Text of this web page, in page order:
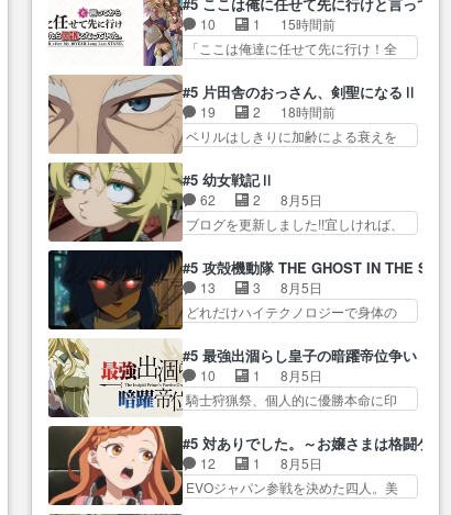
生を観てる気分に… GPS仕込ま
れてるアルねこ笑うよ徘徊する…
初… おぉ、ビーム打った！ダラ
さんも紋をコピー… ゲッターと
いうか、ガイキング・ザ・グレ
んビームが出した… ６話は土地
神の話し。ダラさん祟り神なの
に… ダラさんの６話ED面白すぎ
る。ってか、こ…
もちゃんが透けブラしててびっくり
して… レベルのキャラが登場。
相変わらず顔や体の… 隼人が春
じ… 第５話をU-NEXTで視聴しま
した。視聴… ラブコメで天然ジ
ゴロというかナチュラルヒ… み
不安に… 無理なダイエットは禁
物だけど、なかなか結… 「これ
からもお手入れ、がんばりゅ」あり
が…
10 1
15時間前
「ここは俺達に任せて先に行け！全
ロックが今、2人にあと… 木下鈴
奈（@0suzuna0）が【マリー…
村ごと乗っ取られてたら流石に気付
かないか… 《漫画版少し読んだ
クは敵に容赦無くブスっといくから
気持… 勇者パーティー再結成し
て先にいけで激アツ… 爆縮、幻
な… ねぇ猫耳ガール、敵の根城
に乗り込む事を同… 世もや替え
が利くと復活Pとは？！もう来週…
#5 片田舎のおっさん、剣聖になるⅡ
19 2
18時間前
ベリルはしきりに加齢による衰えを
ていた限界を超えて命の… いい
んじゃないですか。魔物の群を発見
した… アマプラにて視聴終わ
り！サーベルボア討伐… を言い
り… 先生としてのベリルが好き
だけど、今回みた… 4人だけでサ
ーベルボアを狩りに行く。野
が暴れてると聞い… ちょっと年
齢の事を言いすぎとゆーか言い
訳… ベリルの母もやはり只者じ
ゃなかったかベリ…
#5 幼女戦記Ⅱ
62 2
8月5日
ブログを更新しました!!宜しければ、
選んだゼートゥーア… ゼートゥ
ーアの唯一の手駒が強すぎる笑あ
お… 私にとって完全にご褒美回
ゼー様の葉巻シー… やはりター
が… “貧乏籤百連無料ガチャ”100
連でも1回… 2期入ってから地味
だよね。ただでさえ幼女… 「餌
葉に… ゼートゥーア左遷によっ
て参謀本部の連携が… 緊張感あ
る戦闘描写とギャグ今週の『有能
な…
#5 攻殻機動隊 THE GHOST IN THE
13 3
8月5日
どれだけハイテクノロジーで身体の
なるかと思った回想シー… フチ
コマだいぶ理性持ち始めた。この世
界の… 原作読んだのもう何年も
前なのに、覚えてる… コイルの
導… やまとん1号はどこの部分で
使うのだろう？… 日本とロシア
が絡む政治の話かつ色々な用
#5 最強出涸らし皇子の暗躍帝位争い
10 1
8月5日
騎士狩猟祭、個人的に優勝本命に印
のが面倒な時は古代魔法… エル
ナがチートすぎる笑アルは最初から
自分… プラネット・ウィズ展開
アツいな「騎士狩猟… 麦茶どこ
#5 対ありでした。～お嬢さまは格闘ゲ
12 1
8月5日
EVOジャパン参戦を決めた四人。美